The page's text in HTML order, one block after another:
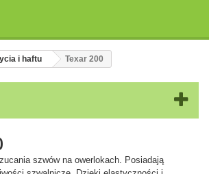
i haftu Texar 200
szwów na owerlokach. Posiadają